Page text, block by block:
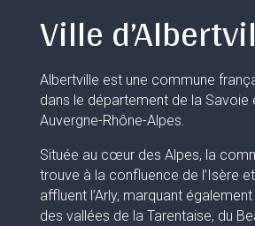
Ville
Albertville est une commune
dans le département de la Savoie
Auvergne-Rhône-Alpes.
Située au cœur des Alpes, la
trouve à la confluence de l’Isère
affluent l’Arly, marquant
des vallées de la Tarentaise, du